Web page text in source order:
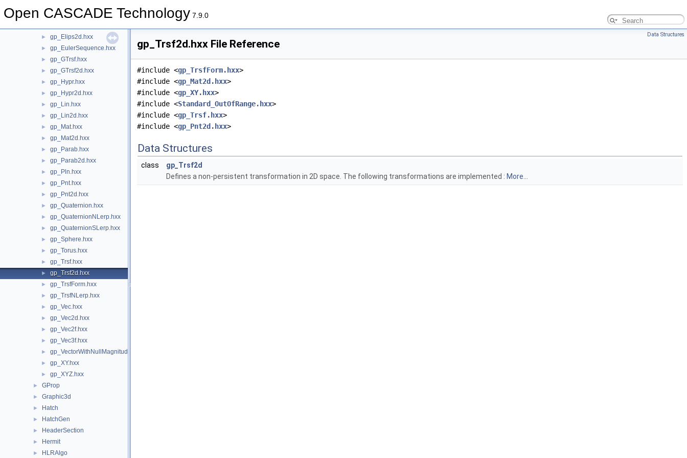
Open CASCADE Technology 7.9.0
► gp_Dir2d.hxx
► gp_Elips2d.hxx
► gp_EulerSequence.hxx
► gp_GTrsf.hxx
► gp_GTrsf2d.hxx
► gp_Hypr.hxx
► gp_Hypr2d.hxx
► gp_Lin.hxx
► gp_Lin2d.hxx
► gp_Mat.hxx
► gp_Mat2d.hxx
► gp_Parab.hxx
► gp_Parab2d.hxx
► gp_Pln.hxx
► gp_Pnt.hxx
► gp_Pnt2d.hxx
► gp_Quaternion.hxx
► gp_QuaternionNLerp.hxx
► gp_QuaternionSLerp.hxx
► gp_Sphere.hxx
► gp_Torus.hxx
► gp_Trsf.hxx
► gp_Trsf2d.hxx
► gp_TrsfForm.hxx
► gp_TrsfNLerp.hxx
► gp_Vec.hxx
► gp_Vec2d.hxx
► gp_Vec2f.hxx
► gp_Vec3f.hxx
► gp_VectorWithNullMagnitude.hxx
► gp_XY.hxx
► gp_XYZ.hxx
► GProp
► Graphic3d
► Hatch
► HatchGen
► HeaderSection
► Hermit
► HLRAlgo
Data Structures
gp_Trsf2d.hxx File Reference
#include <gp_TrsfForm.hxx>
#include <gp_Mat2d.hxx>
#include <gp_XY.hxx>
#include <Standard_OutOfRange.hxx>
#include <gp_Trsf.hxx>
#include <gp_Pnt2d.hxx>
Data Structures
class
gp_Trsf2d
Defines a non-persistent transformation in 2D space. The following transformations are implemented : More...